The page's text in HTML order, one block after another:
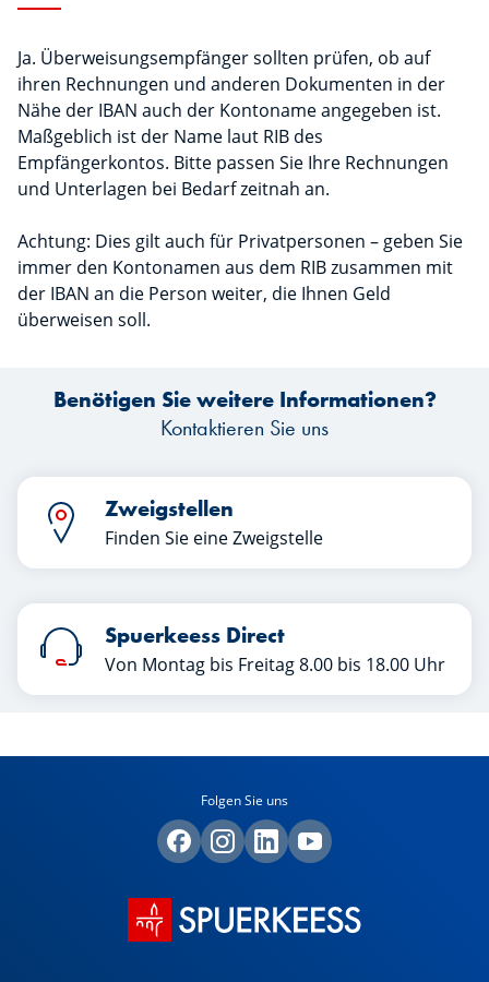
Ja. Überweisungsempfänger sollten prüfen, ob auf
ihren Rechnungen und anderen Dokumenten in der
Nähe der IBAN auch der Kontoname angegeben ist.
Maßgeblich ist der Name laut RIB des
Empfängerkontos. Bitte passen Sie Ihre Rechnungen
und Unterlagen bei Bedarf zeitnah an.
Achtung: Dies gilt auch für Privatpersonen – geben Sie
immer den Kontonamen aus dem RIB zusammen mit
der IBAN an die Person weiter, die Ihnen Geld
überweisen soll.
Benötigen Sie weitere Informationen?
Kontaktieren Sie uns
Zweigstellen
Finden Sie eine Zweigstelle
Spuerkeess Direct
Von Montag bis Freitag 8.00 bis 18.00 Uhr
Folgen Sie uns